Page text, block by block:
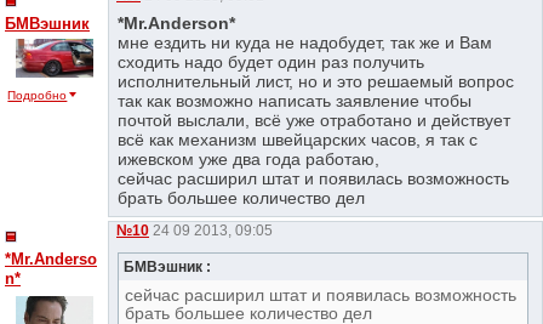
БМВэшник
Подробно
*Mr.Anderson*
мне ездить ни куда не надобудет, так же и Вам
сходить надо будет один раз получить
исполнительный лист, но и это решаемый вопрос
так как возможно написать заявление чтобы
почтой выслали, всё уже отработано и действует
всё как механизм швейцарских часов, я так с
ижевском уже два года работаю,
сейчас расширил штат и появилась возможность
брать большее количество дел
*Mr.Anderso
n*
№10 24 09 2013, 09:05
БМВэшник :
сейчас расширил штат и появилась возможность
брать большее количество дел